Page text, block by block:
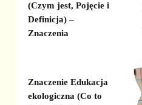
(Czym jest, Pojęcie i
Definicja) –
Znaczenia
Znaczenie Edukacja
ekologiczna (Co to